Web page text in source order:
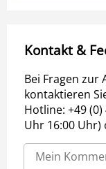
Kontakt &
Bei Fragen zur
kontaktieren
Hotline: +49 (0)
Uhr 16:00